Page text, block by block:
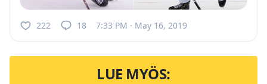
222 18 7:33 PM · May 16, 2019
LUE MYÖS: